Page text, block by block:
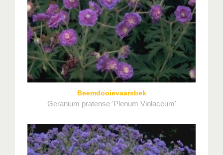
Beemdooievaarsbek
Geranium pratense 'Plenum Violaceum'